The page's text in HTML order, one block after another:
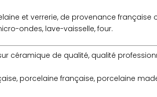
et verrerie, de provenance française
ondes, lave-vaisselle, four.
céramique de qualité, qualité
porcelaine française, porcelaine